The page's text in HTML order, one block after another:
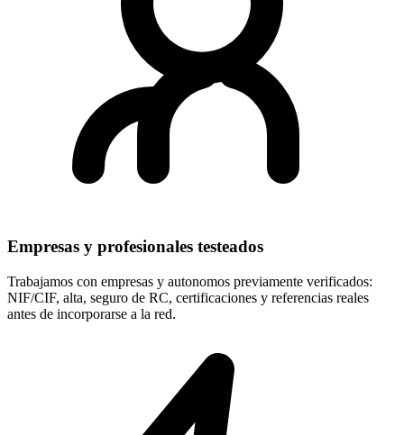
Empresas y profesionales testeados
Trabajamos con empresas y autonomos previamente verificados:
NIF/CIF, alta, seguro de RC, certificaciones y referencias reales
antes de incorporarse a la red.